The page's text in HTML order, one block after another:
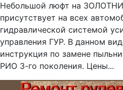
Небольшой люфт на
присутствует на всех
гидравлической системой
управления ГУР. В данном
инструкция по замене
РИО 3-го поколения. Цены...